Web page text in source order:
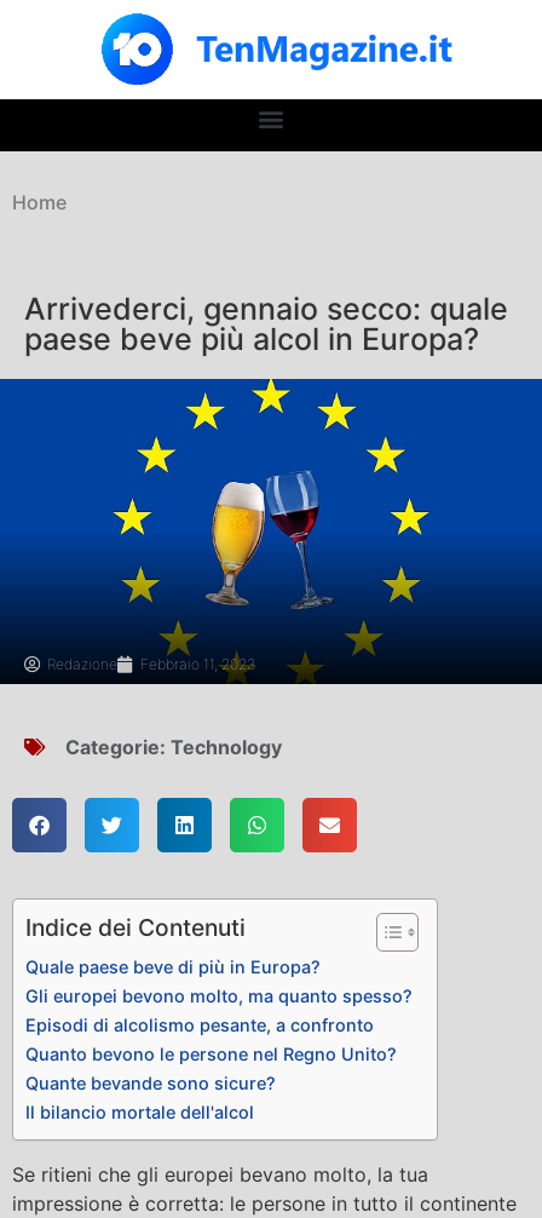
Home
Arrivederci, gennaio secco: quale
paese beve più alcol in Europa?
Redazione Febbraio 11, 2023
Categorie: Technology
Indice dei Contenuti
Quale paese beve di più in Europa?
Gli europei bevono molto, ma quanto spesso?
Episodi di alcolismo pesante, a confronto
Quanto bevono le persone nel Regno Unito?
Quante bevande sono sicure?
Il bilancio mortale dell'alcol
Se ritieni che gli europei bevano molto, la tua
impressione è corretta: le persone in tutto il continente